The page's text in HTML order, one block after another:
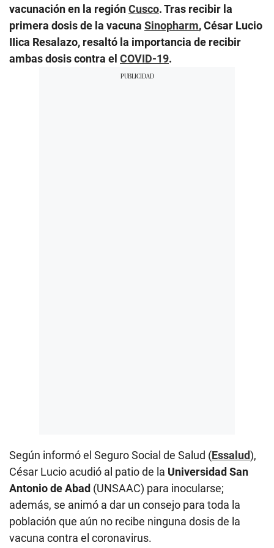
vacunación en la regiónCusco. Tras recibir la
primera dosis de la vacuna Sinopharm, César Lucio
IIica Resalazo, resaltó la importancia de recibir
ambas dosis contra el COVID-19.
Según informó el Seguro Social de Salud (Essalud),
César Lucio acudió al patio de la Universidad San
Antonio de Abad (UNSAAC) para inocularse;
además, se animó a dar un consejo para toda la
población que aún no recibe ninguna dosis de la
vacuna contra el coronavirus.